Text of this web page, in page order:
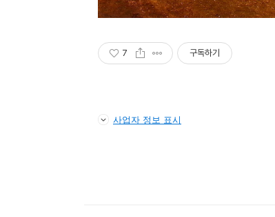
7 구독하기
사업자 정보 표시